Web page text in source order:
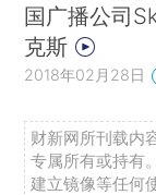
国广播公司
克斯
2018年02月28日
财新网所刊载内
专属所有或持有
建立镜像等任何